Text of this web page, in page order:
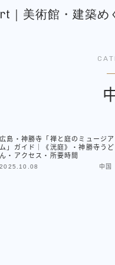
美術館・建築め
広島・神勝寺「禅と庭のミュージア
ム」ガイド｜《洸庭》・神勝寺うど
ん・アクセス・所要時間
2025.10.08 中国